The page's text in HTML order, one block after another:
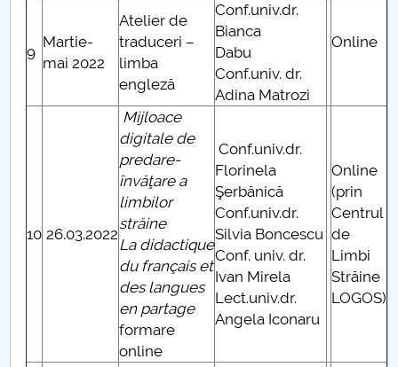
9
Martie-
mai 2022
Atelier de
traduceri –
limba
engleză
Conf.univ.dr.
Bianca
Dabu
Conf.univ. dr.
Adina Matrozi
Online
10 26.03.2022
Mijloace
digitale de
predare-
învăţare a
limbilor
străine
La didactique
du français et
des langues
en partage
formare
online
Conf.univ.dr.
Florinela
Şerbănică
Conf.univ.dr.
Silvia Boncescu
Conf. univ. dr.
Ivan Mirela
Lect.univ.dr.
Angela Iconaru
Online
(prin
Centrul
de
Limbi
Străine
LOGOS)